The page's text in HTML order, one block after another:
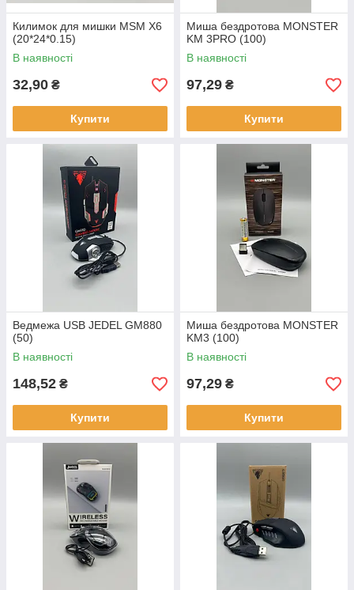
Килимок для мишки MSM X6
(20*24*0.15)
В наявності
32,90 ₴
Купити
Миша бездротова MONSTER
KM 3PRO (100)
В наявності
97,29 ₴
Купити
Ведмежа USB JEDEL GM880
(50)
В наявності
148,52 ₴
Купити
Миша бездротова MONSTER
KM3 (100)
В наявності
97,29 ₴
Купити